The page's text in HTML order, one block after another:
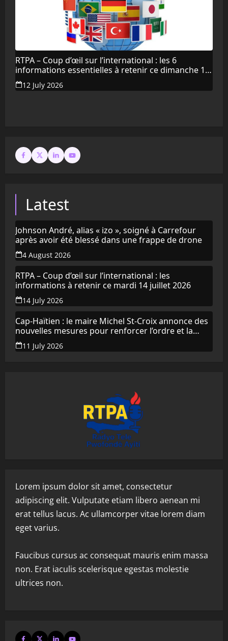
RTPA – Coup d’œil sur l’international : les 6
informations essentielles à retenir ce dimanche 12
juillet 2026
12 July 2026
Latest
Johnson André, alias « izo », soigné à Carrefour
après avoir été blessé dans une frappe de drone
4 August 2026
RTPA – Coup d’œil sur l’international : les
informations à retenir ce mardi 14 juillet 2026
14 July 2026
Cap-Haïtien : le maire Michel St-Croix annonce des
nouvelles mesures pour renforcer l’ordre et la
propreté de la ville
11 July 2026
Lorem ipsum dolor sit amet, consectetur
adipiscing elit. Vulputate etiam libero aenean mi
erat tellus lacus. Ac ullamcorper vitae lorem diam
eget varius.
Faucibus cursus ac consequat mauris enim massa
non. Erat iaculis scelerisque egestas molestie
ultrices non.